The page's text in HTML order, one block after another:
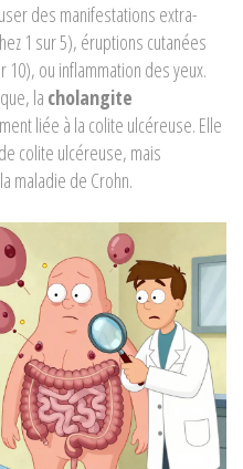
des manifestations extra-
1 sur 5), éruptions cutanées
10), ou inflammation des yeux.
la cholangite
liée à la colite ulcéreuse. Elle
colite ulcéreuse, mais
maladie de Crohn.